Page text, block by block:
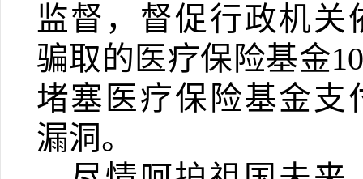
监督，督促行政机关
骗取的医疗保险基金
堵塞医疗保险基金支
漏洞。